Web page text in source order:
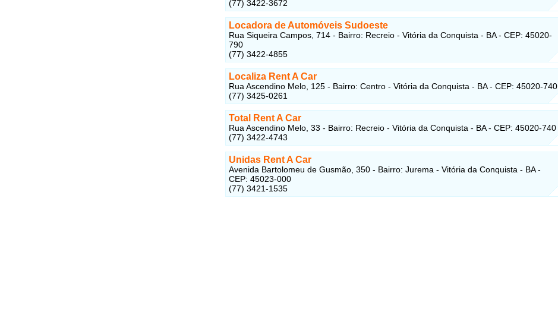
(77) 3422-3672
Locadora de Automóveis Sudoeste
Rua Siqueira Campos, 714 - Bairro: Recreio - Vitória da Conquista - BA - CEP: 45020-
790
(77) 3422-4855
Localiza Rent A Car
Rua Ascendino Melo, 125 - Bairro: Centro - Vitória da Conquista - BA - CEP: 45020-740
(77) 3425-0261
Total Rent A Car
Rua Ascendino Melo, 33 - Bairro: Recreio - Vitória da Conquista - BA - CEP: 45020-740
(77) 3422-4743
Unidas Rent A Car
Avenida Bartolomeu de Gusmão, 350 - Bairro: Jurema - Vitória da Conquista - BA -
CEP: 45023-000
(77) 3421-1535